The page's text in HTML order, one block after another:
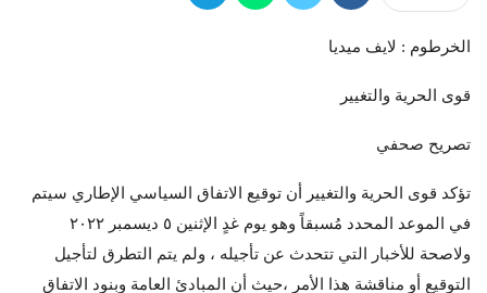
الخرطوم : لايف ميديا
قوى الحرية والتغيير
تصريح صحفي
تؤكد قوى الحرية والتغيير أن توقيع الاتفاق السياسي الإطاري سيتم
في الموعد المحدد مُسبقاً وهو يوم غدٍ الإثنين ٥ ديسمبر ٢٠٢٢
ولاصحة للأخبار التي تتحدث عن تأجيله ، ولم يتم التطرق لتأجيل
التوقيع أو مناقشة هذا الأمر ،حيث أن المبادئ العامة وبنود الاتفاق